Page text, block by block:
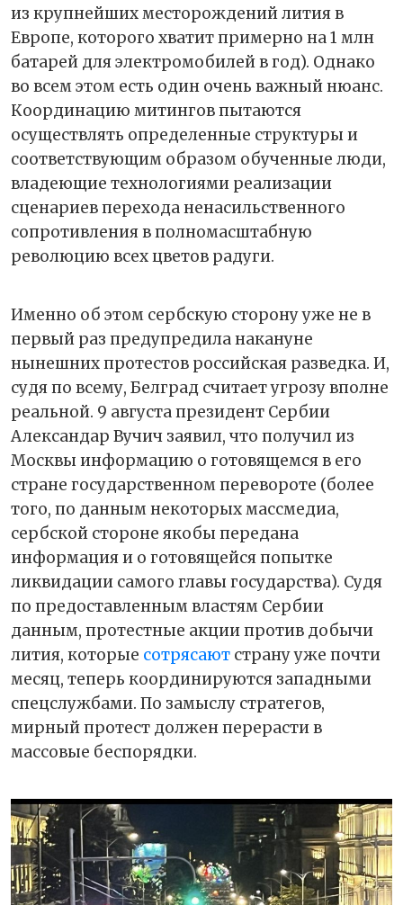
из крупнейших месторождений лития в
Европе, которого хватит примерно на 1 млн
батарей для электромобилей в год). Однако
во всем этом есть один очень важный нюанс.
Координацию митингов пытаются
осуществлять определенные структуры и
соответствующим образом обученные люди,
владеющие технологиями реализации
сценариев перехода ненасильственного
сопротивления в полномасштабную
революцию всех цветов радуги.
Именно об этом сербскую сторону уже не в
первый раз предупредила накануне
нынешних протестов российская разведка. И,
судя по всему, Белград считает угрозу вполне
реальной. 9 августа президент Сербии
Александар Вучич заявил, что получил из
Москвы информацию о готовящемся в его
стране государственном перевороте (более
того, по данным некоторых массмедиа,
сербской стороне якобы передана
информация и о готовящейся попытке
ликвидации самого главы государства). Судя
по предоставленным властям Сербии
данным, протестные акции против добычи
лития, которые сотрясают страну уже почти
месяц, теперь координируются западными
спецслужбами. По замыслу стратегов,
мирный протест должен перерасти в
массовые беспорядки.